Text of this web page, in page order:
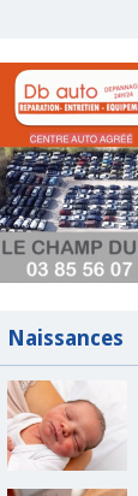
Naissances